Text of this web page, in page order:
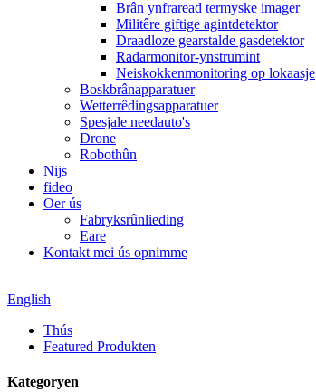
Brân ynfraread termyske imager
Militêre giftige agintdetektor
Draadloze gearstalde gasdetektor
Radarmonitor-ynstrumint
Neiskokkenmonitoring op lokaasje
Boskbrânapparatuer
Wetterrêdingsapparatuer
Spesjale needauto's
Drone
Robothûn
Nijs
fideo
Oer ús
Fabryksrûnlieding
Eare
Kontakt mei ús opnimme
English
Thús
Featured Produkten
Kategoryen